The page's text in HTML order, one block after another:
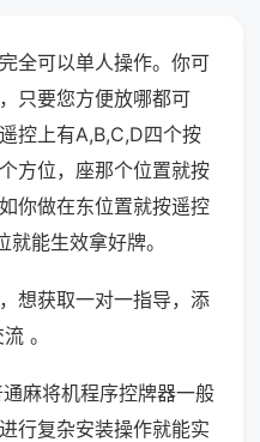
全可以单人操作。你可
只要您方便放哪都可
控上有A,B,C,D四个按
方位，座那个位置就按
你做在东位置就按遥控
能生效拿好牌。
想获取一对一指导，添
。
麻将机程序控牌器一般
行复杂安装操作就能实